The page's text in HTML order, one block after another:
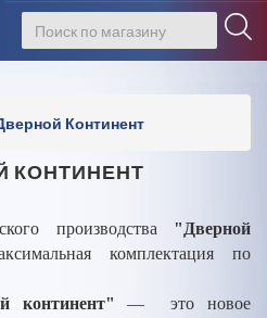
Континент
КОНТИНЕНТ
производства "Дверной
комплектация по
континент" — это новое